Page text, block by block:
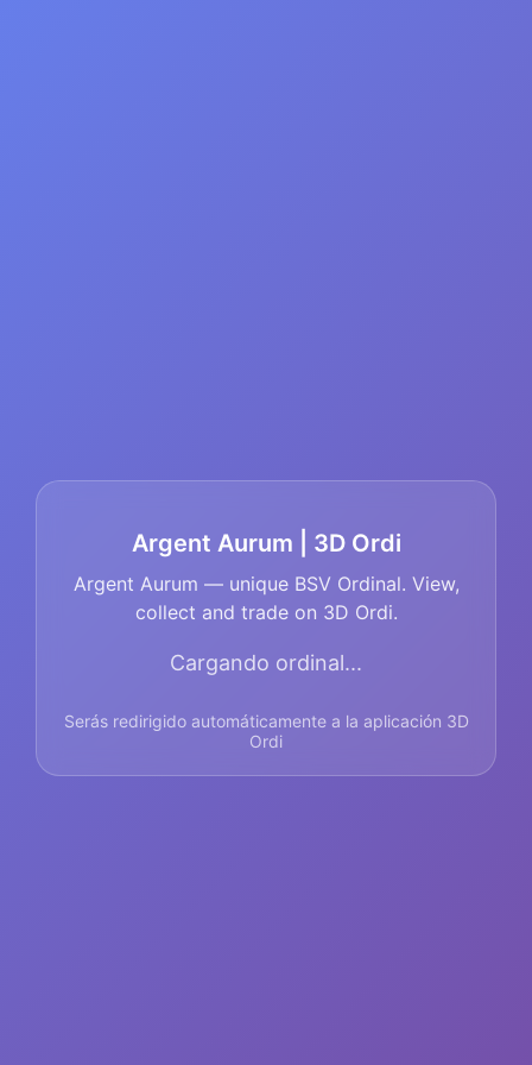
Argent Aurum | 3D Ordi
Argent Aurum — unique BSV Ordinal. View,
collect and trade on 3D Ordi.
Cargando ordinal...
Serás redirigido automáticamente a la aplicación 3D
Ordi